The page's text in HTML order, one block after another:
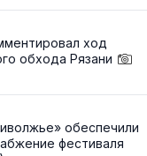
ход
обхода Рязани
обеспечили
фестиваля